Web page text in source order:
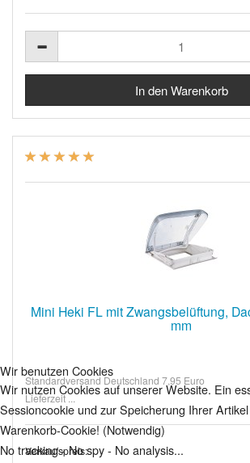
Mini Heki FL mit Zwangsbelüftung,
mm
Standardversand Deutschland 7,95 Euro
Lieferzeit ...
Verkaufspreis:
Wir benutzen Cookies
Wir nutzen Cookies auf unserer Website. Ein
Sessioncookie und zur Speicherung Ihrer
Warenkorb-Cookie! (Notwendig)
No tracking - No spy - No analysis...